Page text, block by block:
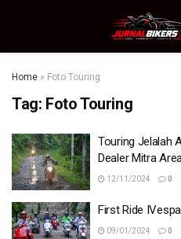
Home » Foto Touring
Tag: Foto Touring
Touring Jelalah
Dealer Mitra
12/11/2024 0
First Ride
09/01/2024 0